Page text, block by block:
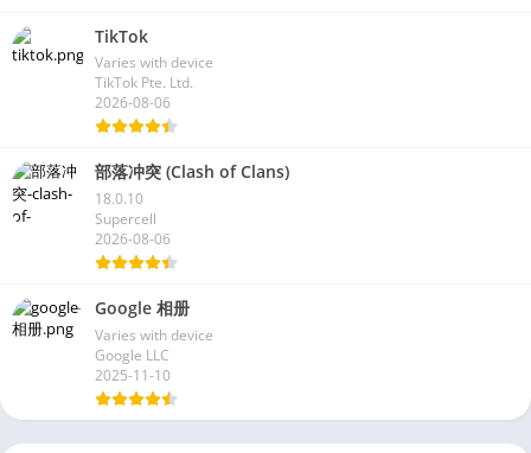
TikTok
Varies with device
TikTok Pte. Ltd.
2026-08-06
部落冲突 (Clash of Clans)
18.0.10
Supercell
2026-08-06
Google 相册
Varies with device
Google LLC
2025-11-10